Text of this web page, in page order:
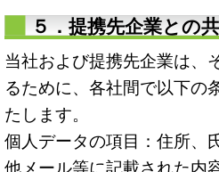
５．提携先企業との
当社および提携先企業は、
るために、各社間で以下の
たします。
個人データの項目：住所、
他メール等に記載された内